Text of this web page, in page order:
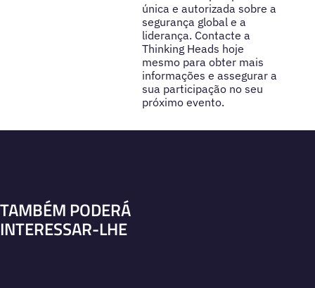
única e autorizada sobre a
segurança global e a
liderança. Contacte a
Thinking Heads hoje
mesmo para obter mais
informações e assegurar a
sua participação no seu
próximo evento.
TAMBÉM PODERÁ
INTERESSAR-LHE